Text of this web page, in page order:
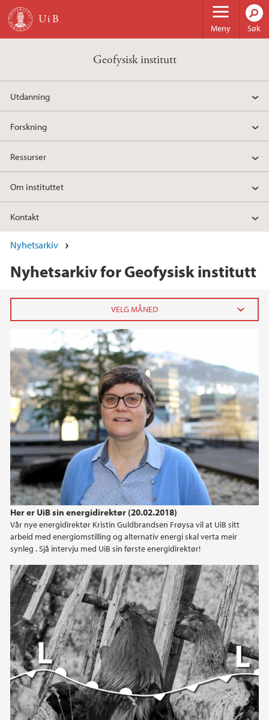
Hopp til hovedinnhold
Meny Søk
Geofysisk institutt
Utdanning
Forskning
Ressurser
Om instituttet
Kontakt
Nyhetsarkiv
Nyhetsarkiv for Geofysisk institutt
Her er UiB sin energidirektør (20.02.2018)
Vår nye energidirektør Kristin Guldbrandsen Frøysa vil at UiB sitt
arbeid med energiomstilling og alternativ energi skal verta meir
synleg . Sjå intervju med UiB sin første energidirektør!
2025
desember (1)
mai (2)
april (2)
februar (2)
2024
2023
2022
2021
2019
2018
2017
2016
2015